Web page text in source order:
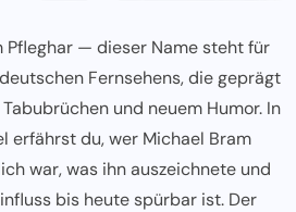
Pfleghar — dieser Name steht für
Fernsehens, die geprägt
und neuem Humor. In
erfährst du, wer Michael Bram
war, was ihn auszeichnete und
bis heute spürbar ist. Der